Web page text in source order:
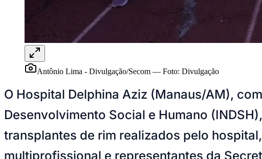
Panorama Econômico
Anuncie no Portal
Verificar Empresa
Anunciar VagasNovo
NBA
Fórmula 1
Tênis (ATP)
MLB
NHL
Antônio Lima - Divulgação/Secom — Foto: Divulgação
O Hospital Delphina Aziz (Manaus/AM),
Desenvolvimento Social e Humano
transplantes de rim realizados pelo
multiprofissional e representantes da